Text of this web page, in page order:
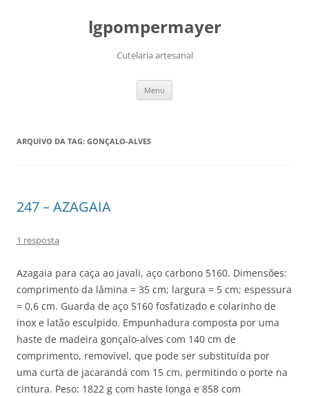
lgpompermayer
Cutelaria artesanal
Menu
ARQUIVO DA TAG: GONÇALO-ALVES
247 – AZAGAIA
1 resposta
Azagaia para caça ao javali, aço carbono 5160. Dimensões:
comprimento da lâmina = 35 cm; largura = 5 cm; espessura
= 0,6 cm. Guarda de aço 5160 fosfatizado e colarinho de
inox e latão esculpido. Empunhadura composta por uma
haste de madeira gonçalo-alves com 140 cm de
comprimento, removível, que pode ser substituída por
uma curta de jacarandá com 15 cm, permitindo o porte na
cintura. Peso: 1822 g com haste longa e 858 com